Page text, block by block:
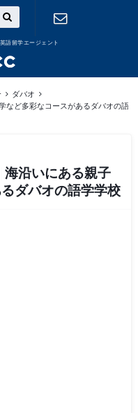
語留学エージェント
ダバオ
など多彩なコースがあるダバオの語
海沿いにある親子
ダバオの語学学校